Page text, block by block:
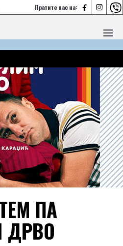
Пратите нас на:   
ПА
ДРВО